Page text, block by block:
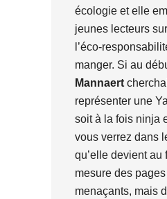
écologie et elle
jeunes lecteurs
l’éco-
manger. Si au
Mannaert
représenter une
soit à la fois ninja
vous verrez dans
qu’elle devient au
mesure des
menaçants, mais